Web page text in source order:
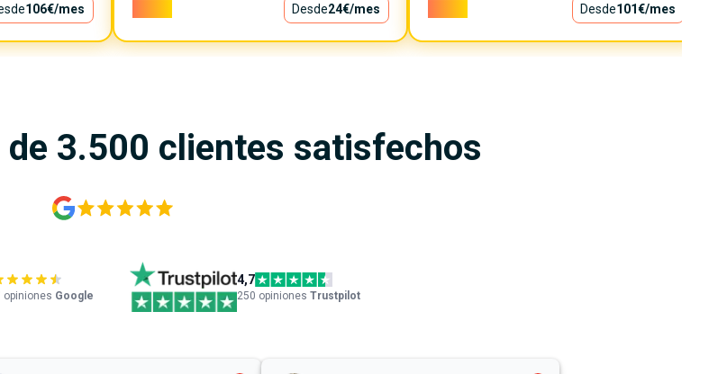
106€/mes Desde24€/mes Desde101€/mes
de 3.500 clientes satisfechos
opiniones Google
4,7
250 opiniones Trustpilot